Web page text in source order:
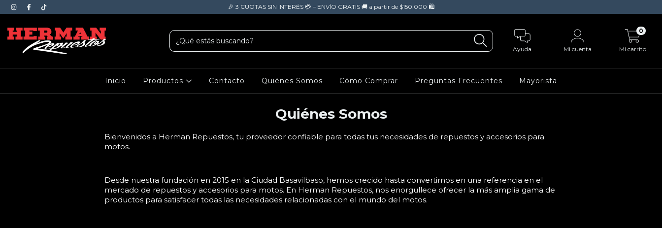
🎉 3 CUOTAS SIN INTERÉS 💳 – ENVÍO GRATIS 🚚 a partir de $150.000 🛍️
Ayuda Mi cuenta Mi carrito
0
Inicio Productos Contacto Quiénes Somos Cómo Comprar Preguntas Frecuentes Mayorista
Quiénes Somos
Bienvenidos a Herman Repuestos, tu proveedor confiable para todas tus necesidades de repuestos y accesorios para
motos.
Desde nuestra fundación en 2015 en la Ciudad Basavilbaso, hemos crecido hasta convertirnos en una referencia en el
mercado de repuestos y accesorios para motos. En Herman Repuestos, nos enorgullece ofrecer la más amplia gama de
productos para satisfacer todas las necesidades relacionadas con el mundo del motos.